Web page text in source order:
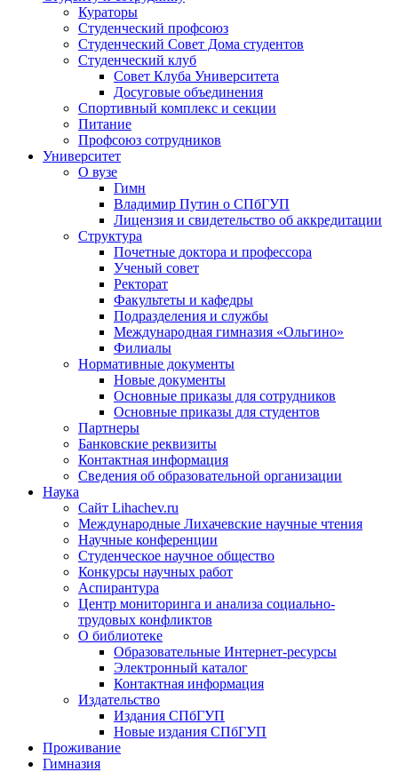
Кураторы
Студенческий профсоюз
Студенческий Совет Дома студентов
Студенческий клуб
Совет Клуба Университета
Досуговые объединения
Спортивный комплекс и секции
Питание
Профсоюз сотрудников
Университет
О вузе
Гимн
Владимир Путин о СПбГУП
Лицензия и свидетельство об аккредитации
Структура
Почетные доктора и профессора
Ученый совет
Ректорат
Факультеты и кафедры
Подразделения и службы
Международная гимназия «Ольгино»
Филиалы
Нормативные документы
Новые документы
Основные приказы для сотрудников
Основные приказы для студентов
Партнеры
Банковские реквизиты
Контактная информация
Сведения об образовательной организации
Наука
Сайт Lihachev.ru
Международные Лихачевские научные чтения
Научные конференции
Студенческое научное общество
Конкурсы научных работ
Аспирантура
Центр мониторинга и анализа социально-
трудовых конфликтов
О библиотеке
Образовательные Интернет-ресурсы
Электронный каталог
Контактная информация
Издательство
Издания СПбГУП
Новые издания СПбГУП
Проживание
Гимназия